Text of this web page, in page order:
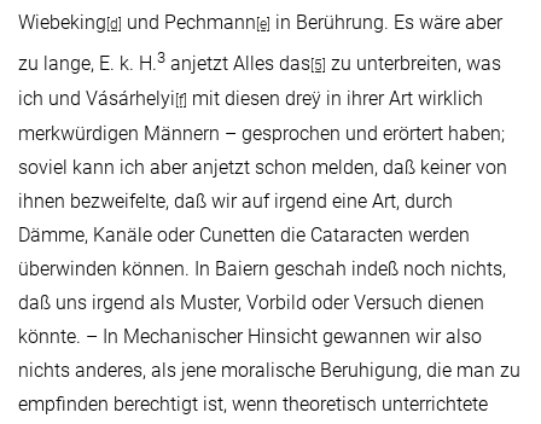
Wiebeking[d] und Pechmann[e] in Berührung. Es wäre aber
zu lange, E. k. H.3 anjetzt Alles das [5] zu unterbreiten, was
ich und Vásárhelyi [f] mit diesen dreÿ in ihrer Art wirklich
merkwürdigen Männern – gesprochen und erörtert haben;
soviel kann ich aber anjetzt schon melden, daß keiner von
ihnen bezweifelte, daß wir auf irgend eine Art, durch
Dämme, Kanäle oder Cunetten die Cataracten werden
überwinden können. In Baiern geschah indeß noch nichts,
daß uns irgend als Muster, Vorbild oder Versuch dienen
könnte. – In Mechanischer Hinsicht gewannen wir also
nichts anderes, als jene moralische Beruhigung, die man zu
empfinden berechtigt ist, wenn theoretisch unterrichtete